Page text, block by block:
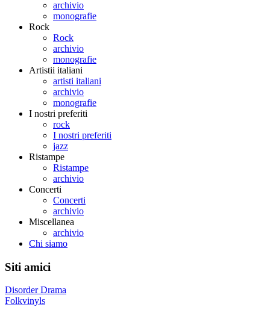
archivio
monografie
Rock
Rock
archivio
monografie
Artistii italiani
artisti italiani
archivio
monografie
I nostri preferiti
rock
I nostri preferiti
jazz
Ristampe
Ristampe
archivio
Concerti
Concerti
archivio
Miscellanea
archivio
Chi siamo
Siti amici
Disorder Drama
Folkvinyls